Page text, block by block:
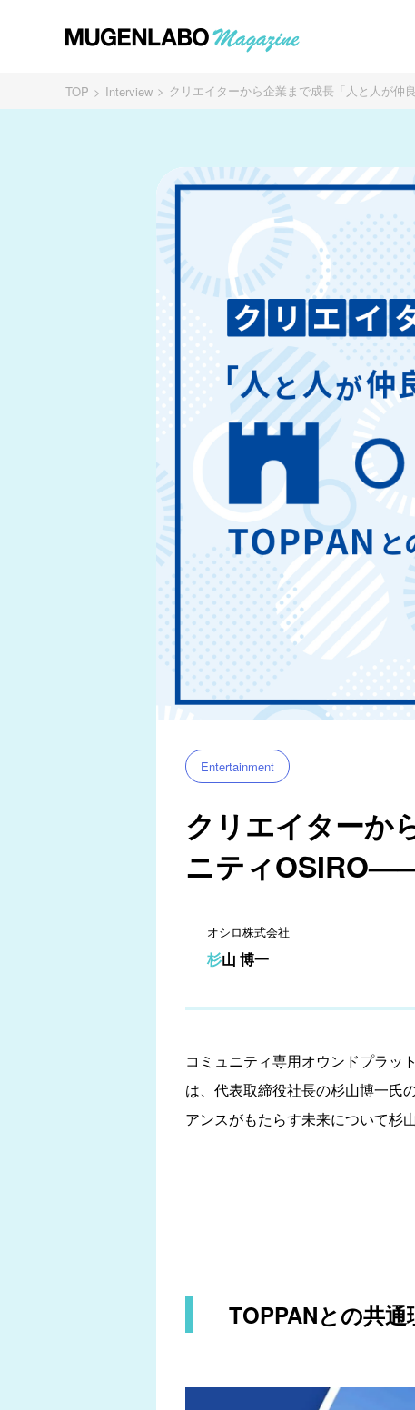
TOP Interview クリエイターから企業まで成長「人と人が
Entertainment
クリエイターか
ニティ
オシロ株式会社
杉山 博一
コミュニティ専用オウンドプラッ
は、代表取締役社長の杉山博一氏
アンスがもたらす未来について杉
TOPPANとの共